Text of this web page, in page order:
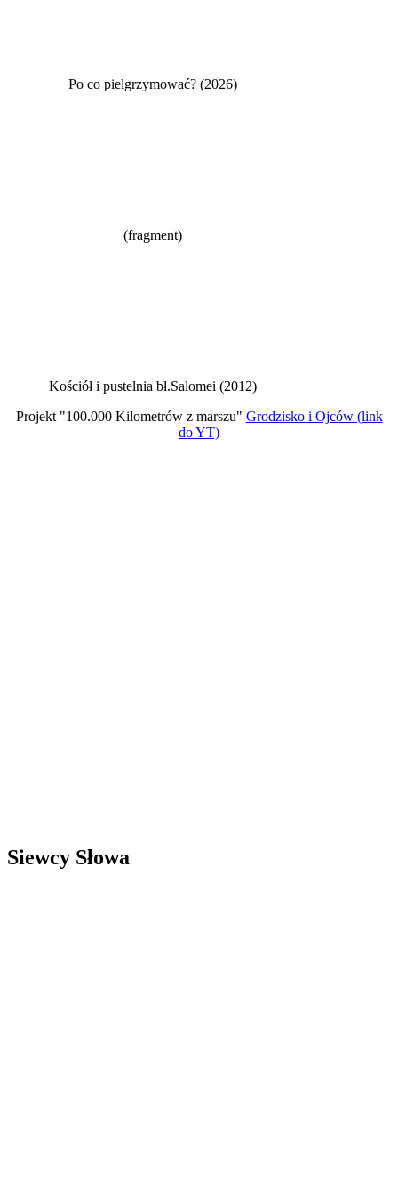
Po co pielgrzymować? (2026)
(fragment)
Kościół i pustelnia bł.Salomei (2012)
Projekt "100.000 Kilometrów z marszu" Grodzisko i Ojców (link
do YT)
Siewcy Słowa